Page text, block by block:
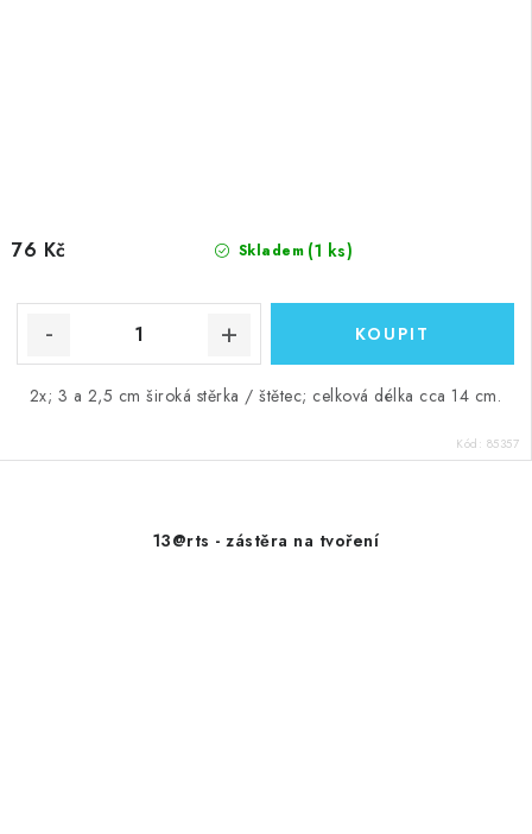
Skladem (1 ks)
76 Kč
2x; 3 a 2,5 cm široká stěrka / štětec; celková délka cca 14 cm.
Kód: 85357
13@rts - zástěra na tvoření